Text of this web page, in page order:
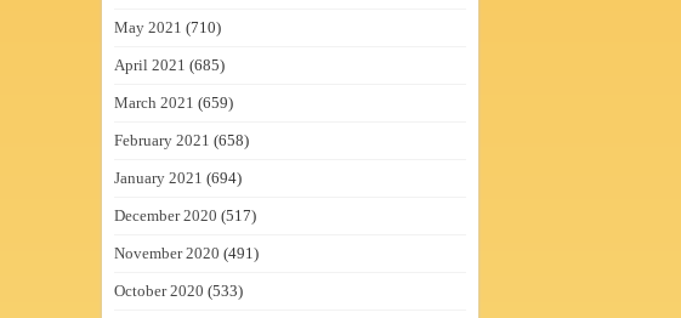
May 2021 (710)
April 2021 (685)
March 2021 (659)
February 2021 (658)
January 2021 (694)
December 2020 (517)
November 2020 (491)
October 2020 (533)